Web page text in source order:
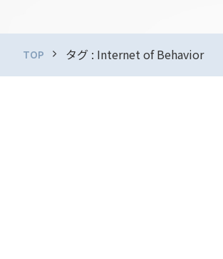
TOP タグ : Internet of Behavior